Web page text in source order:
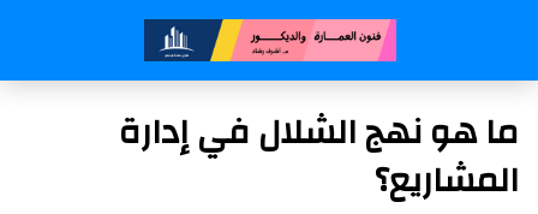
ما هو نهج الشلال في إدارة
المشاريع؟